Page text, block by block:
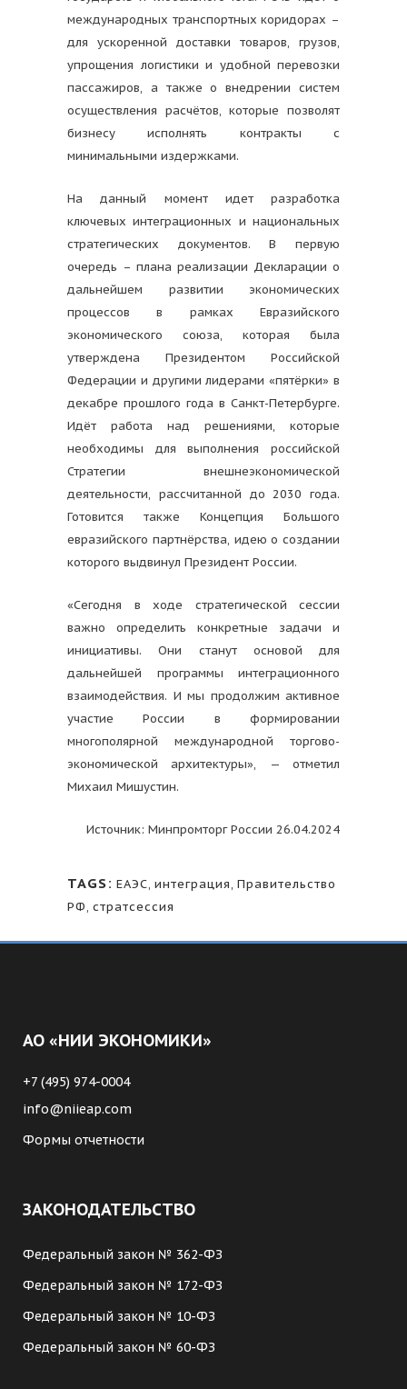
международных транспортных коридорах –
для ускоренной доставки товаров, грузов,
упрощения логистики и удобной перевозки
пассажиров, а также о внедрении систем
осуществления расчётов, которые позволят
бизнесу исполнять контракты с
минимальными издержками.
На данный момент идет разработка
ключевых интеграционных и национальных
стратегических документов. В первую
очередь – плана реализации Декларации о
дальнейшем развитии экономических
процессов в рамках Евразийского
экономического союза, которая была
утверждена Президентом Российской
Федерации и другими лидерами «пятёрки» в
декабре прошлого года в Санкт-Петербурге.
Идёт работа над решениями, которые
необходимы для выполнения российской
Стратегии внешнеэкономической
деятельности, рассчитанной до 2030 года.
Готовится также Концепция Большого
евразийского партнёрства, идею о создании
которого выдвинул Президент России.
«Сегодня в ходе стратегической сессии
важно определить конкретные задачи и
инициативы. Они станут основой для
дальнейшей программы интеграционного
взаимодействия. И мы продолжим активное
участие России в формировании
многополярной международной торгово-
экономической архитектуры», — отметил
Михаил Мишустин.
Источник: Минпромторг России 26.04.2024
TAGS: ЕАЭС, интеграция, Правительство
РФ, стратсессия
АО «НИИ ЭКОНОМИКИ»
+7 (495) 974-0004
info@niieap.com
Формы отчетности
ЗАКОНОДАТЕЛЬСТВО
Федеральный закон № 362-ФЗ
Федеральный закон № 172-ФЗ
Федеральный закон № 10-ФЗ
Федеральный закон № 60-ФЗ